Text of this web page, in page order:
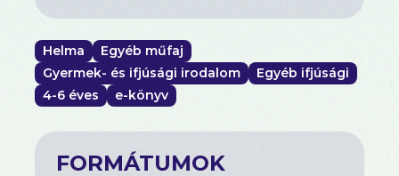
Helma
Egyéb műfaj
Gyermek- és ifjúsági irodalom
Egyéb ifjúsági
4-6 éves
e-könyv
FORMÁTUMOK